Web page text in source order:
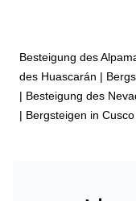
Besteigung des
des Huascarán |
| Besteigung des
| Bergsteigen in Cusco